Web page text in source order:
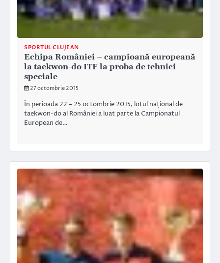
SPORTUL CLUJEAN
Echipa României – campioană europeană
la taekwon-do ITF la proba de tehnici
speciale
27 octombrie 2015
În perioada 22 – 25 octombrie 2015, lotul național de
taekwon-do al României a luat parte la Campionatul
European de…